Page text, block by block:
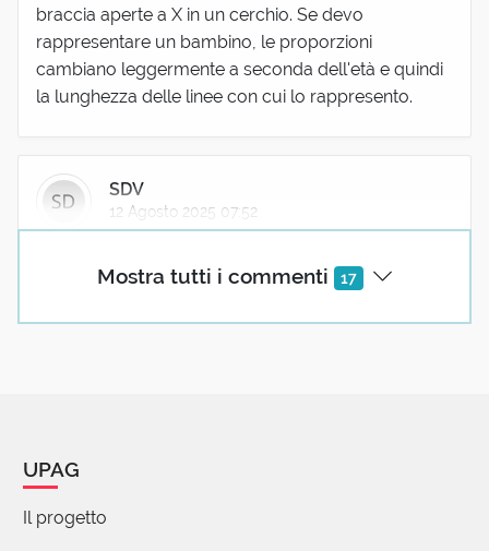
Mostra tutti i commenti 17
braccia aperte a X in un cerchio. Se devo
rappresentare un bambino, le proporzioni
cambiano leggermente a seconda dell'età e quindi
la lunghezza delle linee con cui lo rappresento.
SDV
12 Agosto 2025 07:52
est longitudo quædam sine latitudine et altitudine»,
brevilineo dovrebbe essere semplicemente uno
UPAG
Il progetto